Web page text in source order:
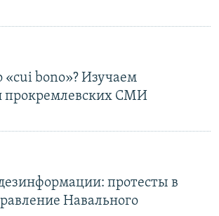
«cui bono»? Изучаем
прокремлевских СМИ
протесты в
Навального